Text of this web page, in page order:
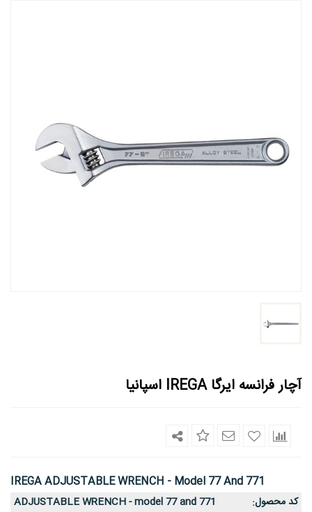
آچار فرانسه ایرگا IREGA اسپانیا
IREGA ADJUSTABLE WRENCH - Model 77 And 771
کد محصول:
ADJUSTABLE WRENCH - model 77 and 771